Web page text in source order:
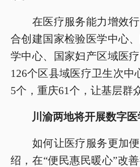
在医疗服务能力增效行
合创建国家检验医学中心
学中心、国家妇产区域医
126个区县域医疗卫生次中
5个，重庆61个，让基层群
川渝两地将开展数字
如何让医疗服务更加便
绍，在“便民惠民暖心”改